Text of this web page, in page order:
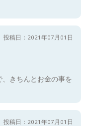
投稿日：2021年07月01日
きちんとお金の事を
投稿日：2021年07月01日